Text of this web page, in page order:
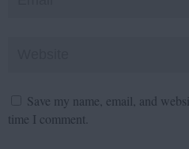
Save my name, email, and
time I comment.